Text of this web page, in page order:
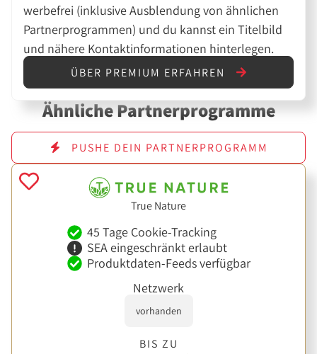
werbefrei (inklusive Ausblendung von ähnlichen
Partnerprogrammen) und du kannst ein Titelbild
und nähere Kontaktinformationen hinterlegen.
ÜBER PREMIUM ERFAHREN
Ähnliche Partnerprogramme
PUSHE DEIN PARTNERPROGRAMM
True Nature
45 Tage Cookie-Tracking
SEA eingeschränkt erlaubt
Produktdaten-Feeds verfügbar
Netzwerk
vorhanden
BIS ZU